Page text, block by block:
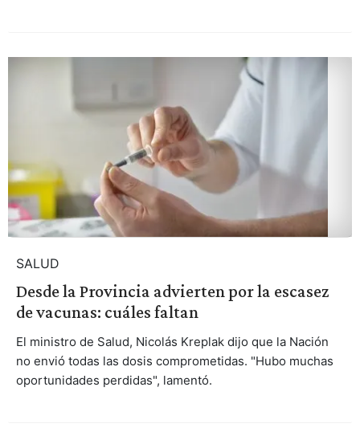
SALUD
Desde la Provincia advierten por la escasez
de vacunas: cuáles faltan
El ministro de Salud, Nicolás Kreplak dijo que la Nación
no envió todas las dosis comprometidas. "Hubo muchas
oportunidades perdidas", lamentó.